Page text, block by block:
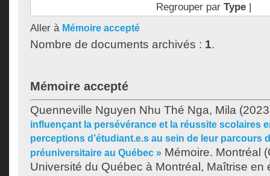
Regrouper par Type|
Aller à Mémoire accepté
Nombre de documents archivés : 1.
Mémoire accepté
Quenneville Nguyen Nhu Thé Nga, Mila
influençant la persévérance et la réussite scolaires
perceptions d’étudiant.e.s au sein de leur parcours
préuniversitaire au Québec » Mémoire. Montréal
Université du Québec à Montréal, Maîtrise en